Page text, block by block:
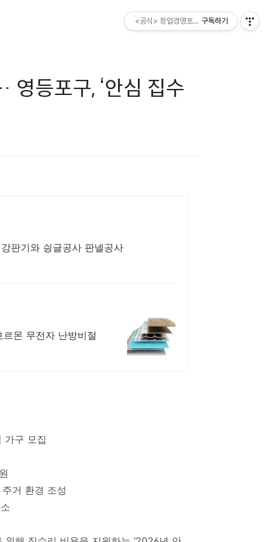
영등포구, ‘안심 집수
판기와 싕글공사 판넬공사
몬 무전자 난방비절
가구 모집
거 환경 조성
<공식> 창업경영포럼 ESM소비
구독하기